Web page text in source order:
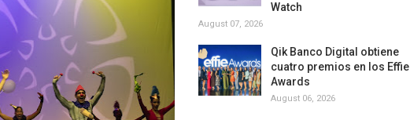
Watch
August 07, 2026
Qik Banco Digital obtiene
cuatro premios en los Effie
Awards
August 06, 2026